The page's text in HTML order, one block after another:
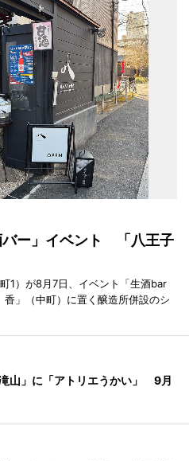
バー」イベント 「八王子
1）が8月7日、イベント「生酒bar
」（中町）に置く醸造所併設のシ
滝山」に「アトリエうかい」 9月